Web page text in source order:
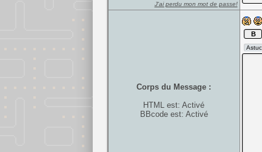
J'ai perdu mon mot de passe!
Corps du Message :
HTML est: Activé
BBcode est: Activé